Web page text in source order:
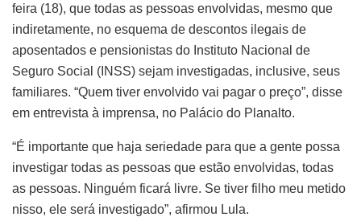
feira (18), que todas as pessoas envolvidas, mesmo que
indiretamente, no esquema de descontos ilegais de
aposentados e pensionistas do Instituto Nacional de
Seguro Social (INSS) sejam investigadas, inclusive, seus
familiares. “Quem tiver envolvido vai pagar o preço”, disse
em entrevista à imprensa, no Palácio do Planalto.
“É importante que haja seriedade para que a gente possa
investigar todas as pessoas que estão envolvidas, todas
as pessoas. Ninguém ficará livre. Se tiver filho meu metido
nisso, ele será investigado”, afirmou Lula.